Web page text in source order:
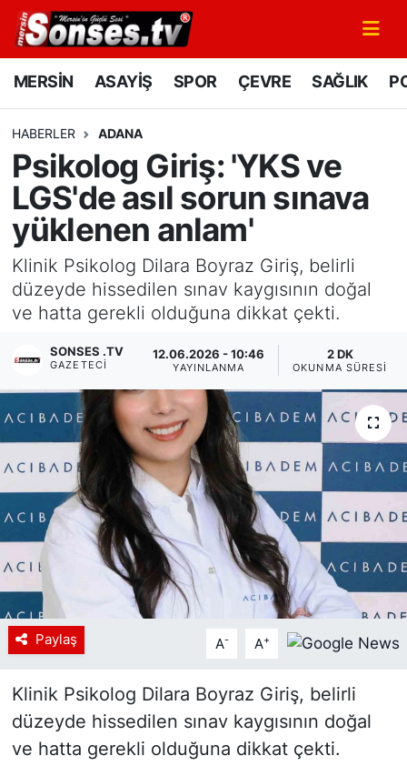
MERSİN ASAYİŞ SPOR ÇEVRE SAĞLIK
HABERLER ADANA
Psikolog Giriş: 'YKS ve
LGS'de asıl sorun sınava
yüklenen anlam'
Klinik Psikolog Dilara Boyraz Giriş, belirli
düzeyde hissedilen sınav kaygısının doğal
ve hatta gerekli olduğuna dikkat çekti.
SONSES .TV
GAZETECI
12.06.2026 - 10:46
YAYINLANMA
2 DK
OKUNMA SÜRESI
Paylaş A- A+
Klinik Psikolog Dilara Boyraz Giriş, belirli
düzeyde hissedilen sınav kaygısının doğal
ve hatta gerekli olduğuna dikkat çekti.
MERSİN
SPOR
GÜNÜN MANŞETİ
DÜNYA
KÜLTÜR - SANAT
MAGAZİN
SAĞLIK
Siyaset
YEREL HABER
Haberde insan
Tanıtım
Mersin Nöbetçi Eczaneler
Mersin Namaz Vakitleri
Mersin Trafik Yoğunluk Haritası
Süper Lig Puan Durumu ve Fikstür
Tüm Manşetler
Son Dakika Haberleri
Haber Arşivi